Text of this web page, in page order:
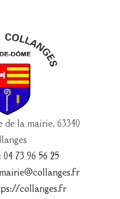
de la mairie, 63340
04 73 96 56 25
mairie@collanges.fr
collanges.fr